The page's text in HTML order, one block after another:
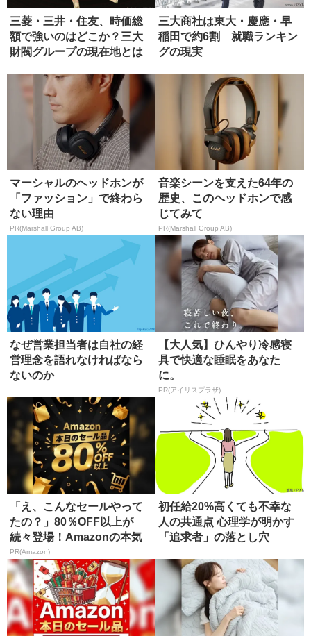
三菱・三井・住友、時価総
額で強いのはどこか？三大
財閥グループの現在地とは
三大商社は東大・慶應・早
稲田で約6割 就職ランキン
グの現実
マーシャルのヘッドホンが
「ファッション」で終わら
ない理由
PR(Marshall Group AB)
音楽シーンを支えた64年の
歴史、このヘッドホンで感
じてみて
PR(Marshall Group AB)
なぜ営業担当者は自社の経
営理念を語れなければなら
ないのか
【大人気】ひんやり冷感寝
具で快適な睡眠をあなた
に。
PR(アイリスプラザ)
「え、こんなセールやって
たの？」80％OFF以上が
続々登場！Amazonの本気
が...
PR(Amazon)
初任給20%高くても不幸な
人の共通点 心理学が明かす
「追求者」の落とし穴